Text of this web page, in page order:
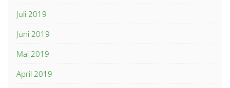
Juli 2019
Juni 2019
Mai 2019
April 2019